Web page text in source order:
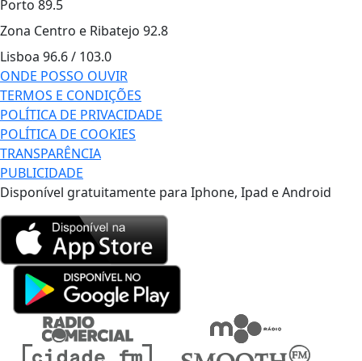
Porto 89.5
Zona Centro e Ribatejo 92.8
Lisboa 96.6 / 103.0
ONDE POSSO OUVIR
TERMOS E CONDIÇÕES
POLÍTICA DE PRIVACIDADE
POLÍTICA DE COOKIES
TRANSPARÊNCIA
PUBLICIDADE
Disponível gratuitamente para Iphone, Ipad e Android